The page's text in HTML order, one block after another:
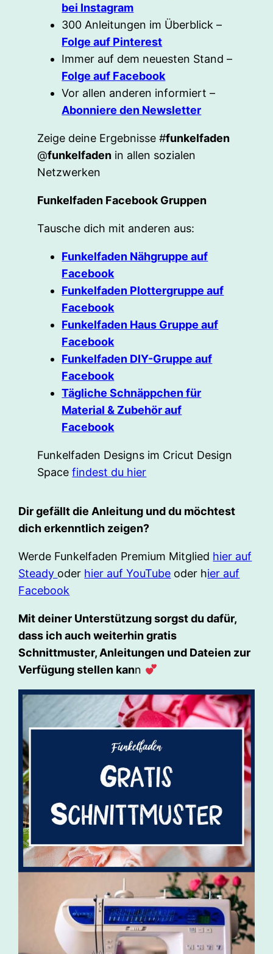
bei Instagram
300 Anleitungen im Überblick –
Folge auf Pinterest
Immer auf dem neuesten Stand –
Folge auf Facebook
Vor allen anderen informiert –
Abonniere den Newsletter
Zeige deine Ergebnisse #funkelfaden
@funkelfaden in allen sozialen
Netzwerken
Funkelfaden Facebook Gruppen
Tausche dich mit anderen aus:
Funkelfaden Nähgruppe auf
Facebook
Funkelfaden Plottergruppe auf
Facebook
Funkelfaden Haus Gruppe auf
Facebook
Funkelfaden DIY-Gruppe auf
Facebook
Tägliche Schnäppchen für
Material & Zubehör auf
Facebook
Funkelfaden Designs im Cricut Design
Spacefindest du hier
Dir gefällt die Anleitung und du möchtest
dich erkenntlich zeigen?
Werde Funkelfaden Premium Mitglied hier auf
Steady oder hier auf YouTube oder hier auf
Facebook
Mit deiner Unterstützung sorgst du dafür,
dass ich auch weiterhin gratis
Schnittmuster, Anleitungen und Dateien zur
Verfügung stellen kann